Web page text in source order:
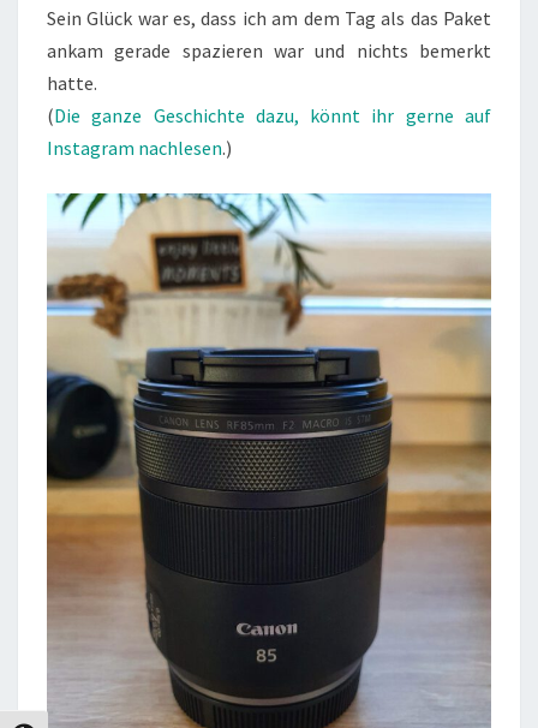
Sein Glück war es, dass ich am dem Tag als das Paket
ankam gerade spazieren war und nichts bemerkt
hatte.
(Die ganze Geschichte dazu, könnt ihr gerne auf
Instagram nachlesen.)